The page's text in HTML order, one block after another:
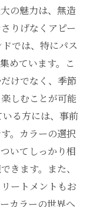
ナーカラーで
の魅力は、無造
りげなくアピー
では、特にパス
めています。こ
けでなく、季節
しむことが可能
る方には、事前
。カラーの選択
いてしっかり相
きます。また、
ートメントもお
カラーの世界へ